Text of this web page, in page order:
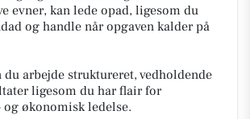
evner, kan lede opad, ligesom du
og handle når opgaven kalder på
du arbejde struktureret, vedholdende
ligesom du har flair for
økonomisk ledelse.